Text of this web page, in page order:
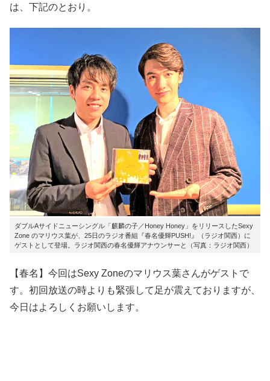
は、下記のとおり。
ダブルAサイドニューシングル「麒麟の子／Honey Honey」をリリースしたSexy
Zone のマリウス葉が、25日のラジオ番組『春名優輝PUSH!』（ラジオ関西）に
ゲストとして登場。ラジオ関西の春名優輝アナウンサーと（写真：ラジオ関西）
【春名】今回はSexy Zoneのマリウス葉さんがゲストで
す。初回放送の時よりも緊張して足が震えておりますが、
今日はよろしくお願いします。